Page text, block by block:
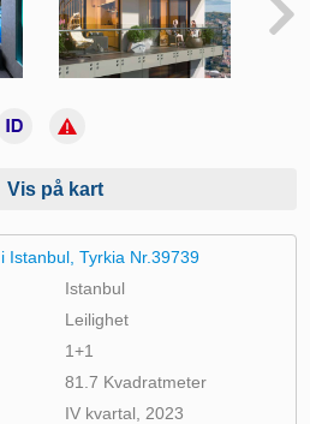
Vis på kart
Istanbul, Tyrkia Nr.39739
Istanbul
Leilighet
1+1
81.7 Kvadratmeter
IV kvartal, 2023